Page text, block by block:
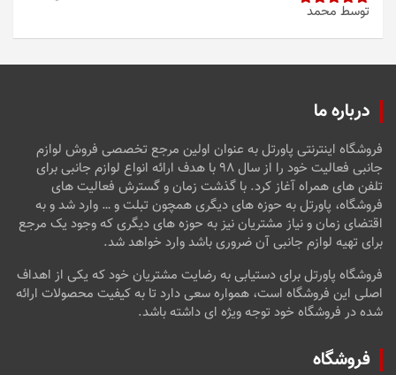
امتیاز5از
توسط محمد
درباره ما
فروشگاه اینترنتی پاورتل به عنوان اولین مرجع تخصصی فروش لوازم
جانبی فعالیت خود را از سال ۹۸ با هدف ارائه انواع لوازم جانبی برای
تلفن های همراه آغاز کرد. با گذشت زمان و گسترش فعالیت های
فروشگاه، پاورتل به حوزه های دیگری همچون تبلت و … وارد شد و به
اقتضای زمان و نیاز مشتریان نیز به حوزه های دیگری که وجود یک مرجع
برای تهیه لوازم جانبی آن ضروری باشد وارد خواهد شد.
فروشگاه پاورتل برای دستیابی به رضایت مشتریان خود که یکی از اهداف
اصلی این فروشگاه است، همواره سعی دارد تا به کیفیت محصولات ارائه
شده در فروشگاه خود توجه ویژه ای داشته باشد.
فروشگاه